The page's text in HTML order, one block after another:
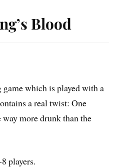
Blood
which is played with a
a real twist: One
more drunk than the
players.